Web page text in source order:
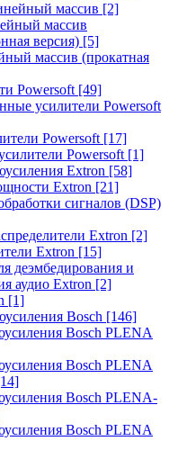
массив [2]
массив
версия) [5]
массив (прокатная
Powersoft [49]
усилители Powersoft
Powersoft [17]
Powersoft [1]
Extron [58]
Extron [21]
сигналов (DSP)
Extron [2]
Extron [15]
деэмбедирования и
аудио Extron [2]
[1]
Bosch [146]
Bosch PLENA
Bosch PLENA
Bosch PLENA-
Bosch PLENA